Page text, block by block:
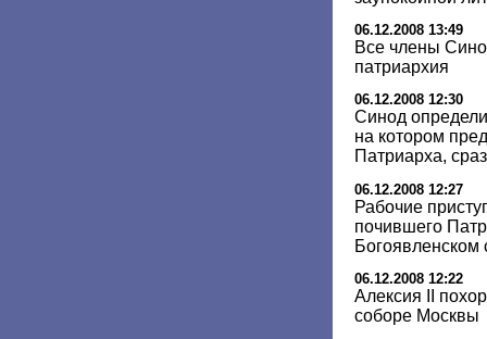
06.12.2008 13:49
Все члены
патриархия
06.12.2008 12:30
Синод
на котором
Патриарха,
06.12.2008 12:27
Рабочие
почившего
Богоявленском
06.12.2008 12:22
Алексия II
соборе Москвы